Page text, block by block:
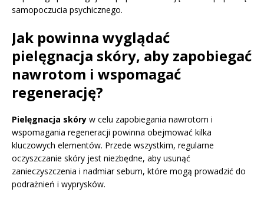
samopoczucia psychicznego.
Jak powinna wyglądać
pielęgnacja skóry, aby zapobiegać
nawrotom i wspomagać
regenerację?
Pielęgnacja skóry w celu zapobiegania nawrotom i
wspomagania regeneracji powinna obejmować kilka
kluczowych elementów. Przede wszystkim, regularne
oczyszczanie skóry jest niezbędne, aby usunąć
zanieczyszczenia i nadmiar sebum, które mogą prowadzić do
podrażnień i wyprysków.